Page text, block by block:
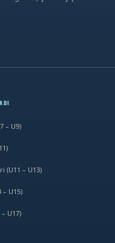
– U9)
(U11 – U13)
– U15)
U17)